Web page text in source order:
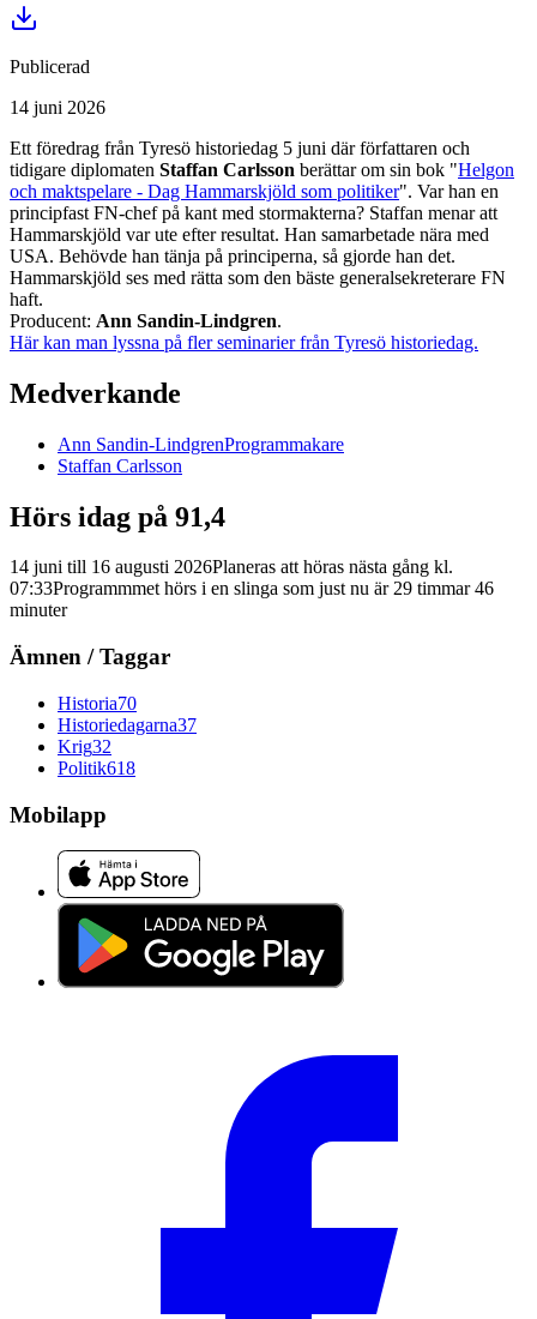
Publicerad
14 juni 2026
Ett föredrag från Tyresö historiedag 5 juni där författaren och
tidigare diplomaten Staffan Carlsson berättar om sin bok "Helgon
och maktspelare - Dag Hammarskjöld som politiker". Var han en
principfast FN-chef på kant med stormakterna? Staffan menar att
Hammarskjöld var ute efter resultat. Han samarbetade nära med
USA. Behövde han tänja på principerna, så gjorde han det.
Hammarskjöld ses med rätta som den bäste generalsekreterare FN
haft.
Producent: Ann Sandin-Lindgren.
Här kan man lyssna på fler seminarier från Tyresö historiedag.
Medverkande
Ann Sandin-LindgrenProgrammakare
Staffan Carlsson
Hörs idag på 91,4
14 juni till 16 augusti 2026Planeras att höras nästa gång kl.
07:33Programmmet hörs i en slinga som just nu är29 timmar46
minuter
Ämnen / Taggar
Historia70
Historiedagarna37
Krig32
Politik618
Mobilapp